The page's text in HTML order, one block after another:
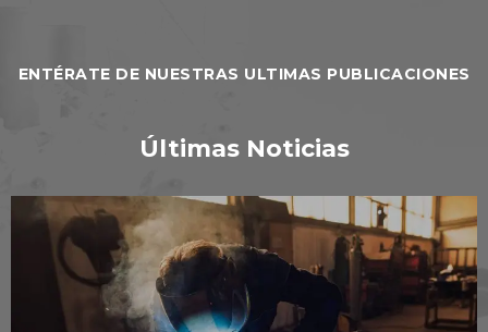
ENTÉRATE DE NUESTRAS ULTIMAS PUBLICACIONES
Últimas Noticias